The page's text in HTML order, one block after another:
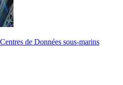
de Données sous-marins